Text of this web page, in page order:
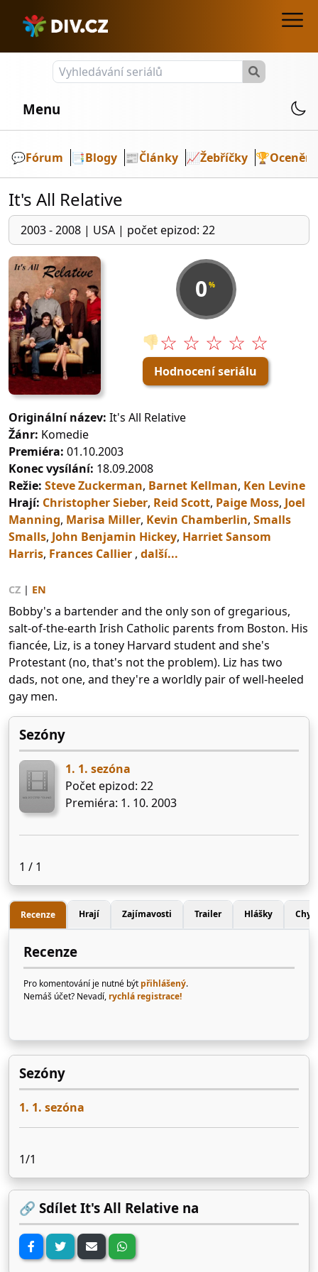
Menu
💬️Fórum 📑Blogy 📰Články 📈Žebříčky 🏆Ocenění
It's All Relative
2003 - 2008 | USA | počet epizod: 22
0 %
👎☆ ☆ ☆ ☆ ☆
Hodnocení seriálu
Originální název: It's All Relative
Žánr: Komedie
Premiéra: 01.10.2003
Konec vysílání: 18.09.2008
Režie: Steve Zuckerman, Barnet Kellman, Ken Levine
Hrají: Christopher Sieber, Reid Scott, Paige Moss, Joel
Manning, Marisa Miller, Kevin Chamberlin, Smalls
Smalls, John Benjamin Hickey, Harriet Sansom
Harris, Frances Callier , další...
CZ | EN
Bobby's a bartender and the only son of gregarious,
salt-of-the-earth Irish Catholic parents from Boston. His
fiancée, Liz, is a toney Harvard student and she's
Protestant (no, that's not the problem). Liz has two
dads, not one, and they're a worldly pair of well-heeled
gay men.
Sezóny
1. 1. sezóna
Počet epizod: 22
Premiéra: 1. 10. 2003
1 / 1
Recenze Hrají Zajímavosti Trailer Hlášky
Recenze
Pro komentování je nutné být přihlášený.
Nemáš účet? Nevadí, rychlá registrace!
Sezóny
1. 1. sezóna
1/1
🔗 Sdílet It's All Relative na